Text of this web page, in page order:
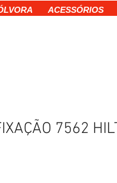
ACESSÓRIOS
7562